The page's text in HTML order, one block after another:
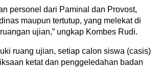
personel dari Paminal dan Provost,
maupun tertutup, yang melekat di
ujian,” ungkap Kombes Rudi.
ruang ujian, setiap calon siswa (casis)
ketat dan penggeledahan badan